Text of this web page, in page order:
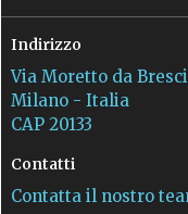
Indirizzo
Via Moretto da
Milano - Italia
CAP 20133
Contatti
Contatta il nostro